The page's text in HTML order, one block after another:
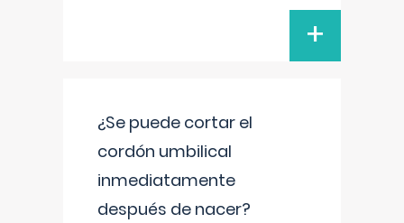
+
¿Se puede cortar el
cordón umbilical
inmediatamente
después de nacer?